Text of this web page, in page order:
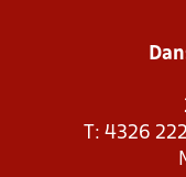
T: 4326